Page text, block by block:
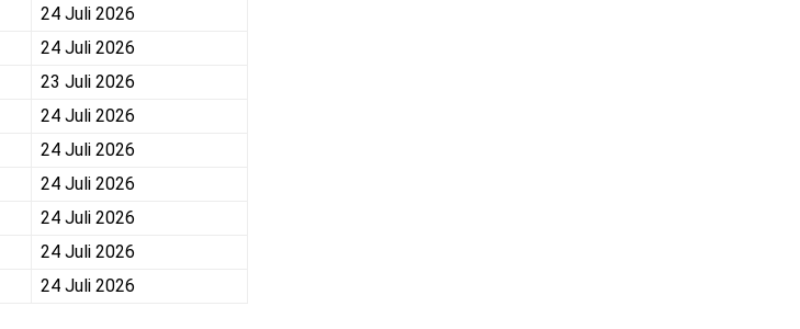
24 Juli 2026
24 Juli 2026
23 Juli 2026
24 Juli 2026
24 Juli 2026
24 Juli 2026
24 Juli 2026
24 Juli 2026
24 Juli 2026